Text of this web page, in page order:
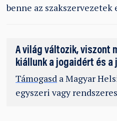
benne az szakszervezetek
A világ változik, viszont
kiállunk a jogaidért és a
Támogasd a Magyar
egyszeri vagy